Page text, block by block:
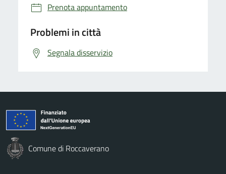
Prenota appuntamento
Problemi in città
Segnala disservizio
Comune di Roccaverano